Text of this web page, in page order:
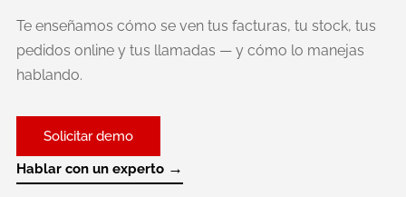
Te enseñamos cómo se ven tus facturas, tu stock, tus
pedidos online y tus llamadas — y cómo lo manejas
hablando.
Solicitar demo
Hablar con un experto →